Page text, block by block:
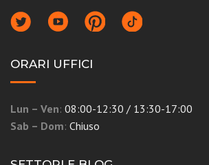
ORARI UFFICI
Lun – Ven: 08:00-12:30 / 13:30-17:00
Sab – Dom: Chiuso